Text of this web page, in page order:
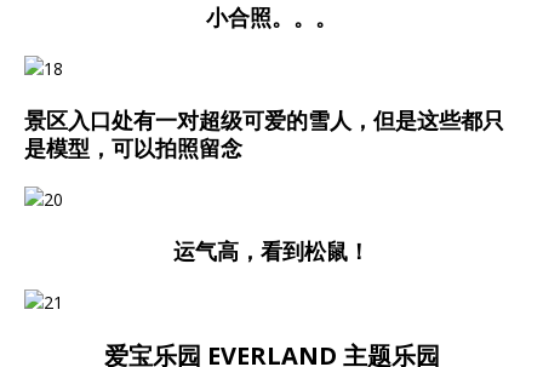
小合照。。。
景区入口处有一对超级可爱的雪人，但是这些都只
是模型，可以拍照留念
运气高，看到松鼠！
爱宝乐园 EVERLAND 主题乐园